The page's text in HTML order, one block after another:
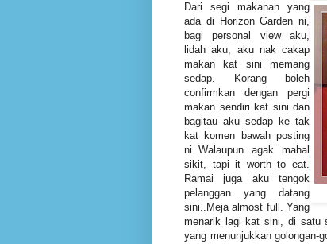
Dari segi makanan yang
ada di Horizon Garden ni,
bagi personal view aku,
lidah aku, aku nak cakap
makan kat sini memang
sedap. Korang boleh
confirmkan dengan pergi
makan sendiri kat sini dan
bagitau aku sedap ke tak
kat komen bawah posting
ni..Walaupun agak mahal
sikit, tapi it worth to eat.
Ramai juga aku tengok
pelanggan yang datang
sini..Meja almost full. Yang
menarik lagi kat sini, di satu
yang menunjukkan golongan-